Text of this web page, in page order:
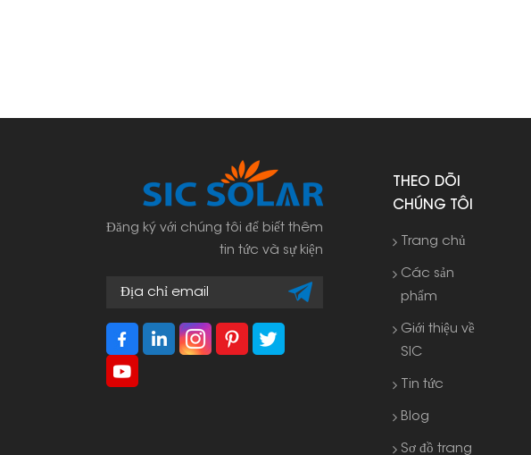
Đăng ký với chúng tôi để biết thêm
tin tức và sự kiện
THEO DÕI
CHÚNG TÔI
Trang chủ
Các sản
phẩm
Giới thiệu về
SIC
Tin tức
Blog
Sơ đồ trang